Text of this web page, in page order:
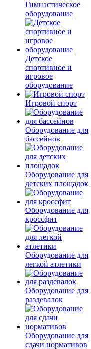
Гимнастическое
оборудование
Детское
спортивное и
игровое
оборудование
Игровой спорт
Оборудование для
бассейнов
Оборудование для
детских площадок
Оборудование для
кроссфит
Оборудование для
легкой атлетики
Оборудование для
раздевалок
Оборудование для
сдачи нормативов